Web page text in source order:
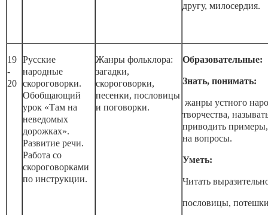
другу, милосердия.
19
-
20
Русские
народные
скороговорки.
Обобщающий
урок «Там на
неведомых
дорожках».
Развитие речи.
Работа со
скороговорками
по инструкции.
Жанры фольклора:
загадки,
скороговорки,
песенки, пословицы
и поговорки.
Образовательные:
Знать, понимать:
жанры устного
творчества,
приводить примеры,
на вопросы.
Уметь:
Читать
пословицы,